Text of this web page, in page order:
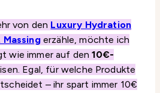
von den Luxury Hydration
Massingerzähle, möchte ich
wie immer auf den10€-
Egal, für welche Produkte
– ihr spart immer 10€